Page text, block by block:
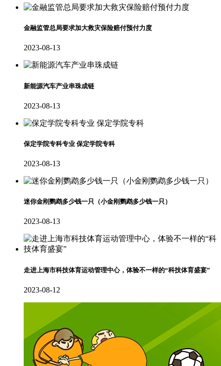
金融监管总局要求加大救灾保险赔付预付力度
2023-08-13
新能源汽车产业串珠成链
2023-08-13
保定学院专科专业 保定学院专科
2023-08-13
迷你金刚鹦鹉多少钱一只（小金刚鹦鹉多少钱一只）
2023-08-13
走进上海市科技体育运动管理中心，体验不一样的“科技体育盛宴”
2023-08-12